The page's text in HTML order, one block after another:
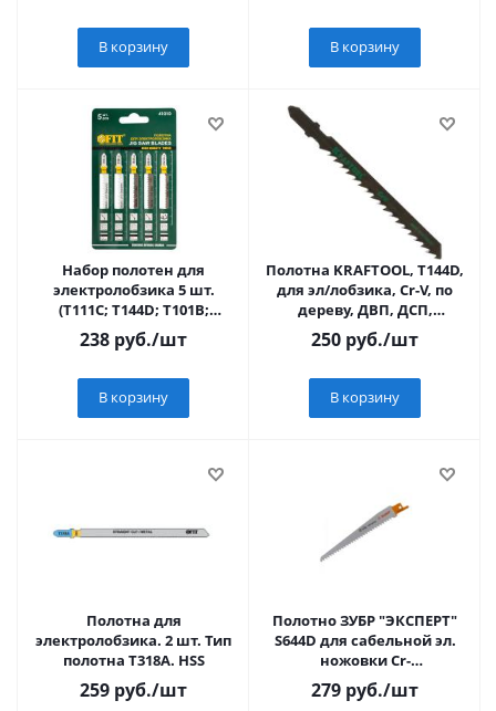
В корзину В корзину
Набор полотен для
электролобзика 5 шт.
(T111C; T144D; T101B;
T101BR; T101AO)
238 руб./шт
В корзину
Полотна KRAFTOOL, T144D,
для эл/лобзика, Cr-V, по
дереву, ДВП, ДСП,
быстрый рез, EU-хвост.,
шаг 4мм,
250 руб./шт
В корзину
Полотна для
электролобзика. 2 шт. Тип
полотна T318A. HSS
259 руб./шт
Полотно ЗУБР "ЭКСПЕРТ"
S644D для сабельной эл.
ножовки Cr-
V,быстр,чист,прямой и
фигурн рез по дереву
279 руб./шт